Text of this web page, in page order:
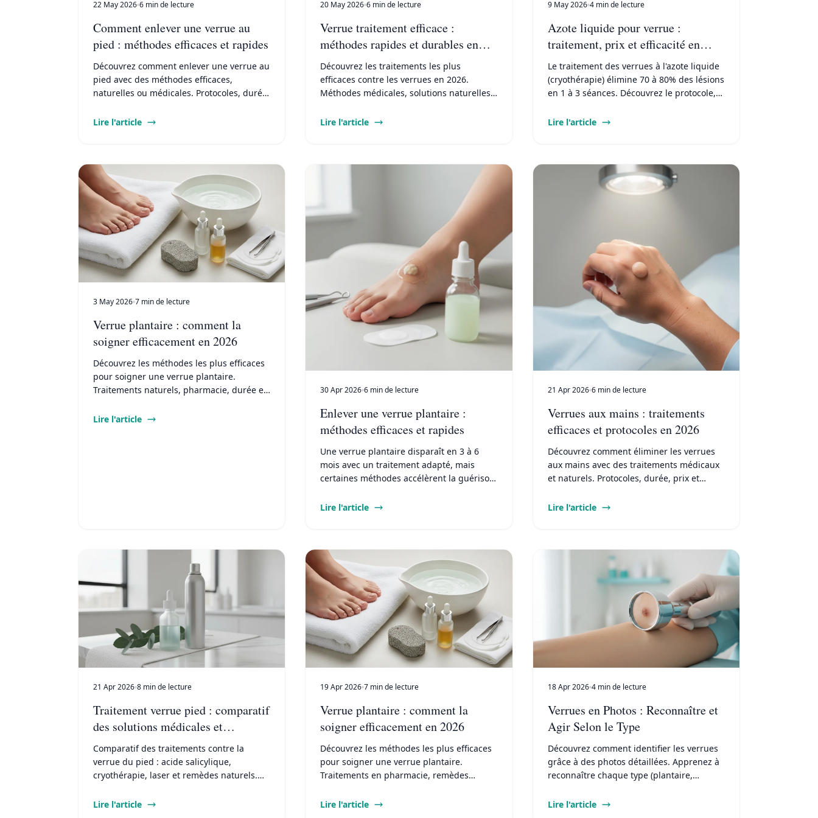
22 May 2026 6 min de lecture
Comment enlever une verrue au
pied : méthodes efficaces et rapides
Découvrez comment enlever une verrue au
pied avec des méthodes efficaces,
naturelles ou médicales. Protocoles, durée,
2026.
Lire l'article
20 May 2026 6 min de lecture
Verrue traitement efficace :
méthodes rapides et durables en
2026
Découvrez les traitements les plus
efficaces contre les verrues en 2026.
Méthodes médicales, solutions naturelles
verrues plantaires et communes.
Lire l'article
9 May 2026 4 min de lecture
Azote liquide pour verrue :
traitement, prix et efficacité en
2026
Le traitement des verrues à l'azote liquide
(cryothérapie) élimine 70 à 80% des lésions
en 1 à 3 séances. Découvrez le protocole,
naturelles.
Lire l'article
3 May 2026 7 min de lecture
Verrue plantaire : comment la
soigner efficacement en 2026
Découvrez les méthodes les plus efficaces
pour soigner une verrue plantaire.
Traitements naturels, pharmacie, durée et
Lire l'article
30 Apr 2026 6 min de lecture
Enlever une verrue plantaire :
méthodes efficaces et rapides
Une verrue plantaire disparaît en 3 à 6
mois avec un traitement adapté, mais
certaines méthodes accélèrent la guérison
protocoles validés, leurs coûts et leur
Lire l'article
21 Apr 2026 6 min de lecture
Verrues aux mains : traitements
efficaces et protocoles en 2026
Découvrez comment éliminer les verrues
aux mains avec des traitements médicaux
et naturels. Protocoles, durée, prix et
Lire l'article
21 Apr 2026 8 min de lecture
Traitement verrue pied : comparatif
des solutions médicales et
naturelles
Comparatif des traitements contre la
verrue du pied : acide salicylique,
cryothérapie, laser et remèdes naturels.
Lire l'article
19 Apr 2026 7 min de lecture
Verrue plantaire : comment la
soigner efficacement en 2026
Découvrez les méthodes les plus efficaces
pour soigner une verrue plantaire.
Traitements en pharmacie, remèdes
éliminer durablement.
Lire l'article
18 Apr 2026 4 min de lecture
Verrues en Photos : Reconnaître et
Agir Selon le Type
Découvrez comment identifier les verrues
grâce à des photos détaillées. Apprenez à
reconnaître chaque type (plantaire,
Lire l'article